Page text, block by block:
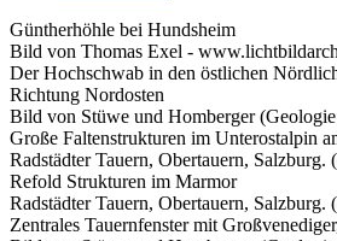
Güntherhöhle bei Hundsheim
Bild von Thomas Exel -
Der Hochschwab in den östlichen
Richtung Nordosten
Bild von Stüwe und Homberger
Große Faltenstrukturen im Unterostalpin
Radstädter Tauern, Obertauern, Salzburg.
Refold Strukturen im Marmor
Radstädter Tauern, Obertauern, Salzburg.
Zentrales Tauernfenster mit